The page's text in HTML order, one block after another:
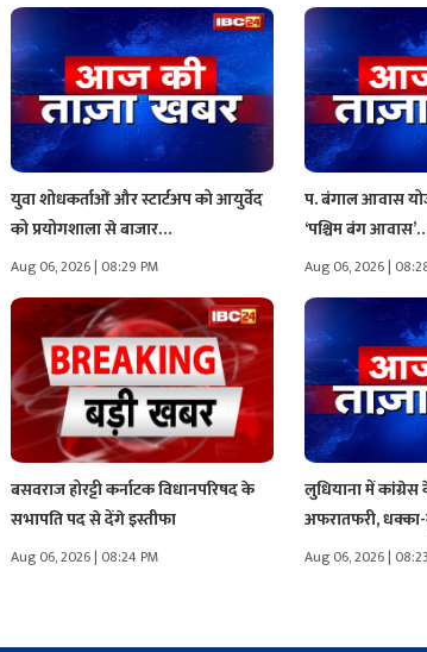
युवा शोधकर्ताओं और स्टार्टअप को आयुर्वेद
को प्रयोगशाला से बाजार…
Aug 06, 2026 | 08:29 PM
प. बंगाल आवास
‘पश्चिम बंग
Aug 06, 2026 |
बसवराज होरट्टी कर्नाटक विधानपरिषद के
सभापति पद से देंगे इस्तीफा
Aug 06, 2026 | 08:24 PM
लुधियाना में कांग्रेस
अफरातफरी,
Aug 06, 2026 |